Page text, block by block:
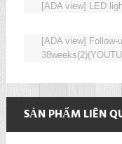
[ADA view] LED
[ADA view] Follow-
SẢN PHẨM LIÊN